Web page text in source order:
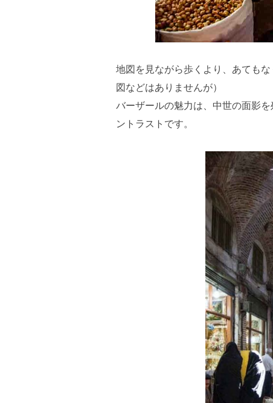
地図を見ながら歩くより、あても
図などはありませんが）
バーザールの魅力は、中世の面影
ントラストです。